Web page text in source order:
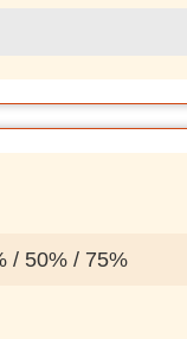
/ 50% / 75%